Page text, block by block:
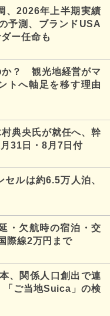
、2026年上半期実績
予測、ブランドUSA
ー任命も
か？ 観光地経営がマ
トへ軸足を移す理由
典央氏が就任へ、幹
31日・8月7日付
ルは約6.5万人泊、
・欠航時の宿泊・交
際線2万円まで
、関係人口創出で連
「ご当地Suica」の検